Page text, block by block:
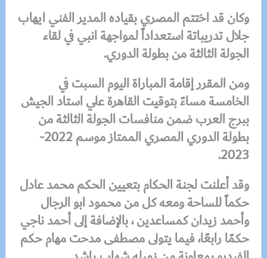
وكان قد اختتم المصري بقياده المدير الفني ايهاب
جلال تدريباتة استعداداً لمواجهة انبي في لقاء
الجولة الثالثة من بطولة الدوري.
ومن المقرر إقامة المباراة اليوم السبت في
الخامسة مساءً بتوقيت القاهرة علي استاد الجيش
ببرج العرب ضمن منافسات الجولة الثالثة من
بطولة الدوري المصري الممتاز موسم 2022-
2023.
وقد أعلنت لجنة الحكام بتعيين الحكم محمد عادل
حكماً للساحة ومعه كل من محمود ابو الرجال
وأحمد زيدان كمساعدين ، بالإضافة إلى أحمد ناجي
حكمًا رابعًا، فيما يتولى مصطفى مدحت مهام حكم